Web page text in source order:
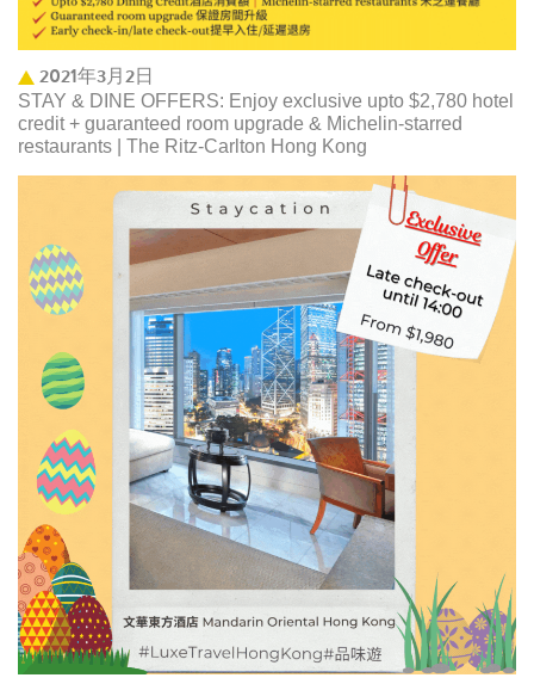
2021年3月2日
STAY & DINE OFFERS: Enjoy exclusive upto $2,780 hotel
credit + guaranteed room upgrade & Michelin-starred
restaurants | The Ritz-Carlton Hong Kong ​